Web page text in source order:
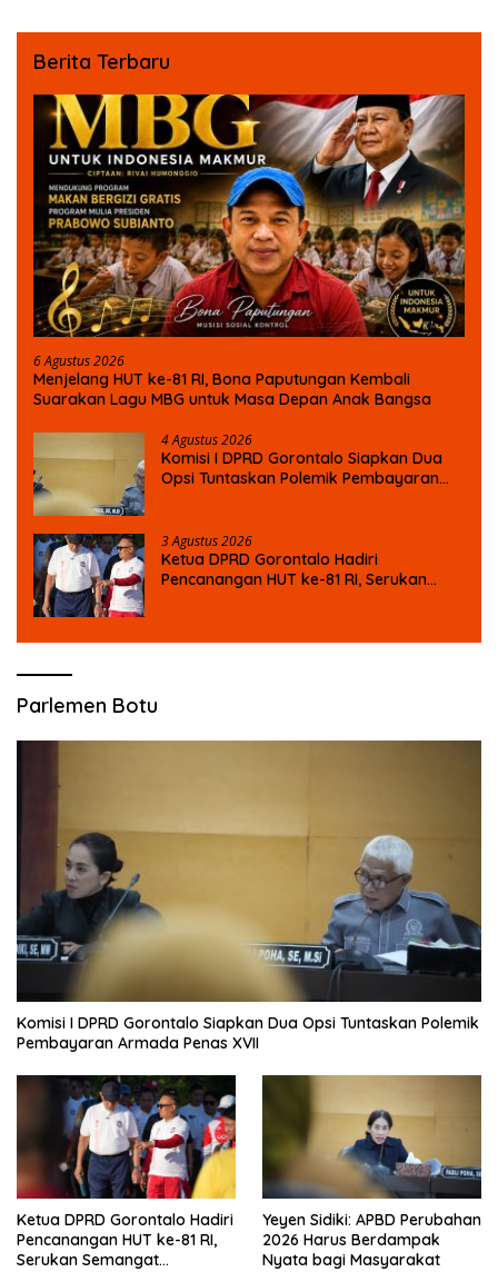
Berita Terbaru
6 Agustus 2026
Menjelang HUT ke-81 RI, Bona Paputungan Kembali
Suarakan Lagu MBG untuk Masa Depan Anak Bangsa
4 Agustus 2026
Komisi I DPRD Gorontalo Siapkan Dua
Opsi Tuntaskan Polemik Pembayaran
3 Agustus 2026
Ketua DPRD Gorontalo Hadiri
Pencanangan HUT ke-81 RI, Serukan
Parlemen Botu
Komisi I DPRD Gorontalo Siapkan Dua Opsi Tuntaskan Polemik
Pembayaran Armada Penas XVII
Ketua DPRD Gorontalo Hadiri
Pencanangan HUT ke-81 RI,
Serukan Semangat
Yeyen Sidiki: APBD Perubahan
2026 Harus Berdampak
Nyata bagi Masyarakat